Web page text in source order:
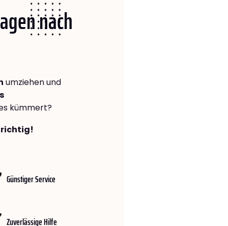
nach
umziehen und
kümmert?
richtig!
Günstiger Service
Zuverlässige Hilfe